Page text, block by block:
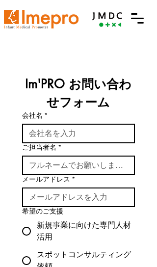
Im'PRO お問い合わ
せフォーム
会社名 *
ご担当者名 *
メールアドレス *
希望のご支援
新規事業に向けた専門人材
活用
スポットコンサルティング